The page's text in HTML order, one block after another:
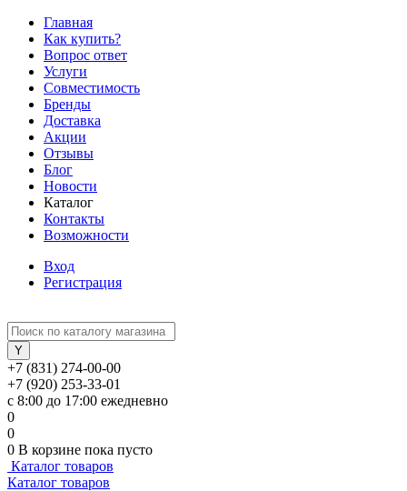
Главная
Как купить?
Вопрос ответ
Услуги
Совместимость
Бренды
Доставка
Акции
Отзывы
Блог
Новости
Каталог
Контакты
Возможности
Вход
Регистрация
+7 (831) 274-00-00
+7 (920) 253-33-01
с 8:00 до 17:00 ежедневно
0
0
0 В корзине пока пусто
Каталог товаров
Каталог товаров